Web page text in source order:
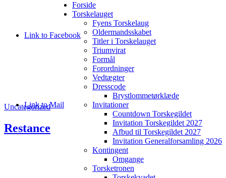
Link to Facebook
Link to Mail
Forside
Torskelauget
Fyens Torskelaug
Oldermandsskabet
Titler i Torskelauget
Triumvirat
Formål
Forordninger
Vedtægter
Dresscode
Brystlommetørklæde
Invitationer
Countdown Torskegildet
Invitation Torskegildet 2027
Afbud til Torskegildet 2027
Invitation Generalforsamling 2026
Kontingent
Omgange
Torsketronen
Uncategorized
Restance